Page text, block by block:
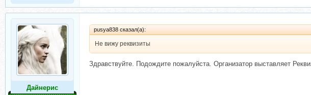
Дайнерис
pusya838 сказал(а):
Не вижу реквизиты
Здравствуйте. Подождите пожалуйста. Организатор выставляет